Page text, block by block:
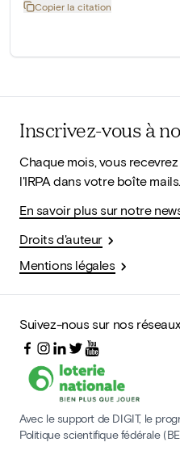
Copier la citation
Inscrivez-vous à
Chaque mois, vous
l'IRPA dans votre boîte mails.
En savoir plus sur notre
Droits d'auteur
Mentions légales
Suivez-nous sur nos
Avec le support de DIGIT, le
Politique scientifique fédérale